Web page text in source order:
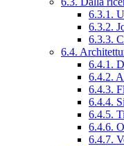
6.3.1.
6.3.2.
6.3.3.
6.4.
6.4.1.
6.4.2.
6.4.3.
6.4.4.
6.4.5.
6.4.6.
6.4.7.